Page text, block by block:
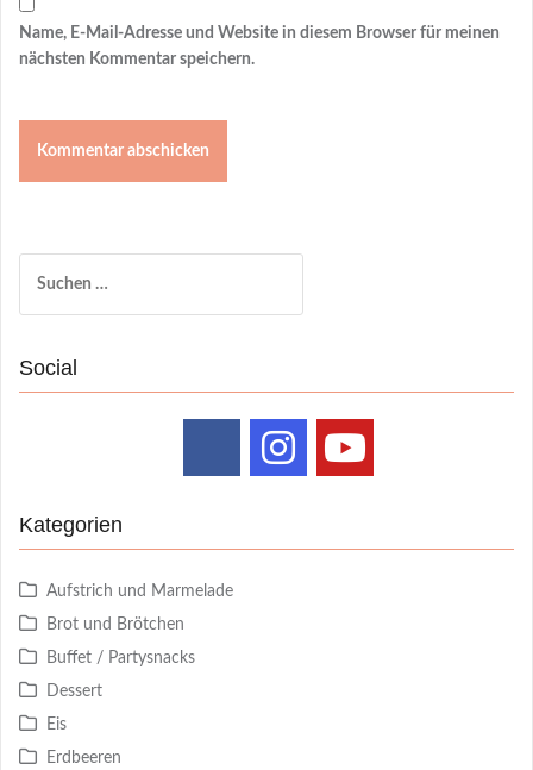
Name, E-Mail-Adresse und Website in diesem Browser für meinen
nächsten Kommentar speichern.
nach:
Social
Kategorien
Aufstrich und Marmelade
Brot und Brötchen
Buffet / Partysnacks
Dessert
Eis
Erdbeeren